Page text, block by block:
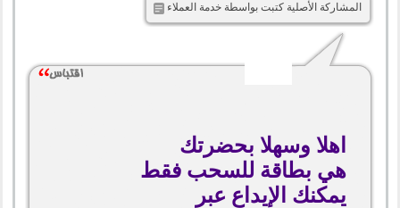
المشاركة الأصلية كتبت بواسطة خدمة العملاء
اهلا وسهلا بحضرتك
هي بطاقة للسحب فقط
يمكنك الإيداع عبر